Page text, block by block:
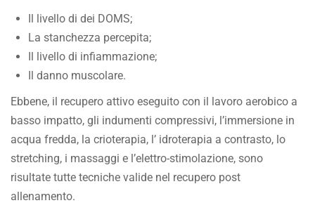
Il livello di dei DOMS;
La stanchezza percepita;
Il livello di infiammazione;
Il danno muscolare.
Ebbene, il recupero attivo eseguito con il lavoro aerobico a
basso impatto, gli indumenti compressivi, l’immersione in
acqua fredda, la crioterapia, l’ idroterapia a contrasto, lo
stretching, i massaggi e l’elettro-stimolazione, sono
risultate tutte tecniche valide nel recupero post
allenamento.